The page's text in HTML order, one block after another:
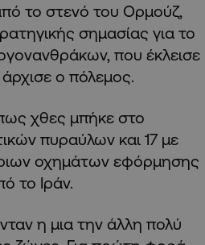
το στενό του Ορμούζ,
σημασίας για το
που έκλεισε
ο πόλεμος.
χθες μπήκε στο
πυραύλων και 17 με
οχημάτων εφόρμησης
το Ιράν.
η μια την άλλη πολύ